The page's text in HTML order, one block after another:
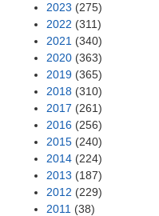
2023 (275)
2022 (311)
2021 (340)
2020 (363)
2019 (365)
2018 (310)
2017 (261)
2016 (256)
2015 (240)
2014 (224)
2013 (187)
2012 (229)
2011 (38)